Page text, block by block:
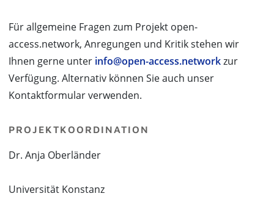
Für allgemeine Fragen zum Projekt open-
access.network, Anregungen und Kritik stehen wir
Ihnen gerne unter info@open-access.networkzur
Verfügung. Alternativ können Sie auch unser
Kontaktformular verwenden.
PROJEKTKOORDINATION
Dr. Anja Oberländer
Universität Konstanz